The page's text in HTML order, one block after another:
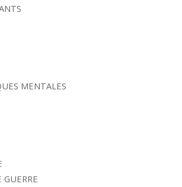
MENTALES